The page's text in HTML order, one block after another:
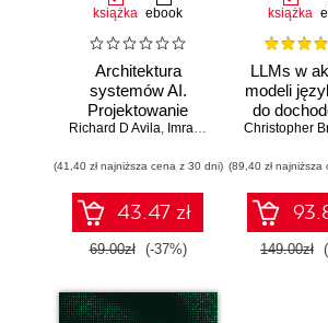
książka ebook
Architektura
systemów AI.
Projektowanie
skalowalnego i
oprogramowania
Richard D Avila, Imran Ahmad
(41,40 zł najniższa cena z 30 dni)
43.47 zł
69.00zł (-37%)
książka
LLMs w
modeli
do
(89,40 zł najniższa
149.00zł